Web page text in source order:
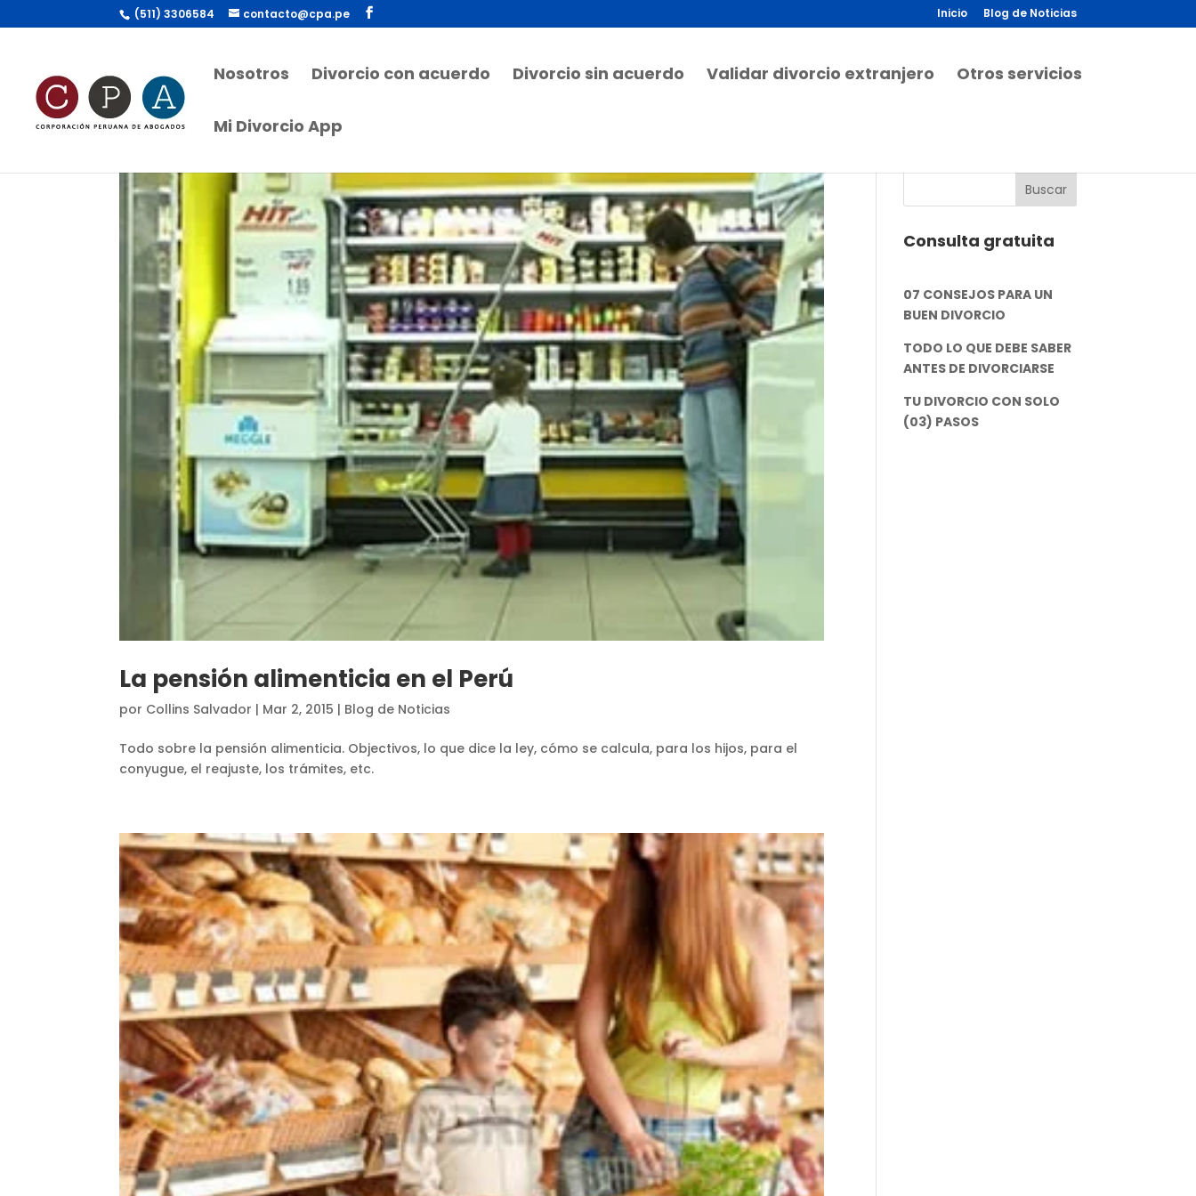
(511) 3306584 contacto@cpa.pe Inicio Blog de Noticias
Nosotros Divorcio con acuerdo Divorcio sin acuerdo Validar divorcio extranjero Otros servicios
Mi Divorcio App
La pensión alimenticia en el Perú
por Collins Salvador | Mar 2, 2015 | Blog de Noticias
Todo sobre la pensión alimenticia. Objectivos, lo que dice la ley, cómo se calcula, para los hijos, para el
conyugue, el reajuste, los trámites, etc.
Consulta gratuita
07 CONSEJOS PARA UN
BUEN DIVORCIO
TODO LO QUE DEBE SABER
ANTES DE DIVORCIARSE
TU DIVORCIO CON SOLO
(03) PASOS